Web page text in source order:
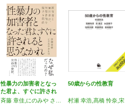
性暴力の加害者となっ
た君よ、すぐに許され
ると…
50歳からの性教育